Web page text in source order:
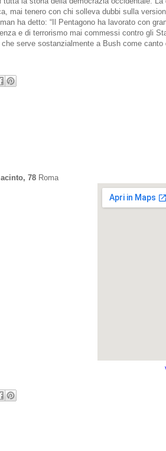
mai tenero con chi solleva dubbi sulla
ha detto: “Il Pentagono ha lavorato con
e di terrorismo mai commessi contro gli
serve sostanzialmente a Bush come
78 Roma